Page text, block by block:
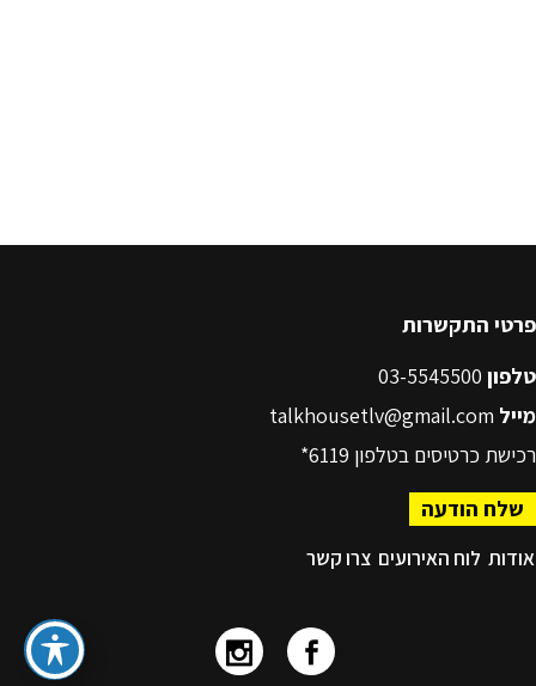
פרטי התקשרות
טלפון
מייל talkhousetlv@gmail.com
רכישת כרטיסים בטלפון 6119*
שלח הודעה
אודות לוח האירועים צרו קשר